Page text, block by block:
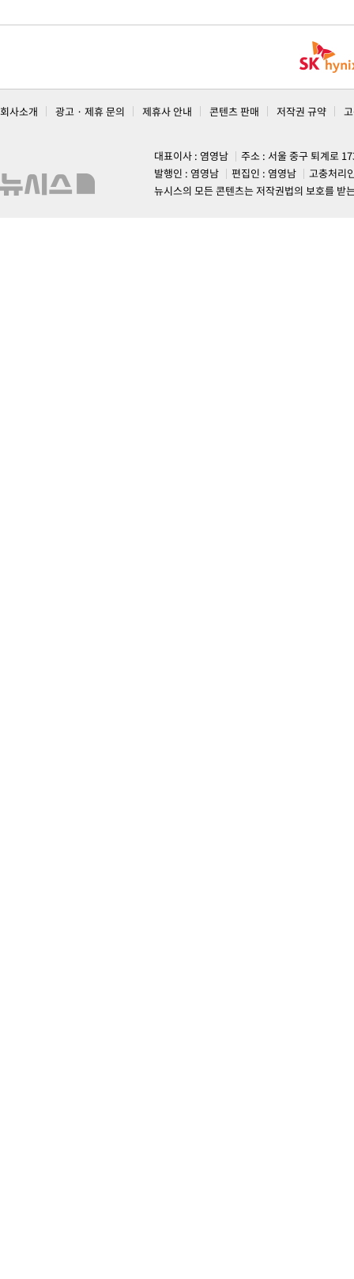
회사소개 광고 · 제휴 문의 제휴사 안내 콘텐츠 판매 저작권 규약
대표이사 : 염영남
주소 : 서울 중구 퇴계로
발행인 : 염영남
편집인 : 염영남
고충처리
뉴시스의 모든 콘텐츠는 저작권법의 보호를